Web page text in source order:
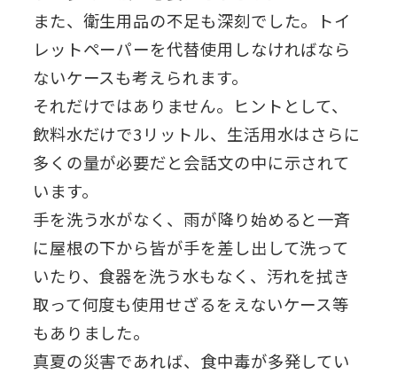
また、衛生用品の不足も深刻でした。トイ
レットペーパーを代替使用しなければなら
ないケースも考えられます。
それだけではありません。ヒントとして、
飲料水だけで3リットル、生活用水はさらに
多くの量が必要だと会話文の中に示されて
います。
手を洗う水がなく、雨が降り始めると一斉
に屋根の下から皆が手を差し出して洗って
いたり、食器を洗う水もなく、汚れを拭き
取って何度も使用せざるをえないケース等
もありました。
真夏の災害であれば、食中毒が多発してい